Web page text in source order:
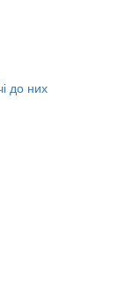
до них